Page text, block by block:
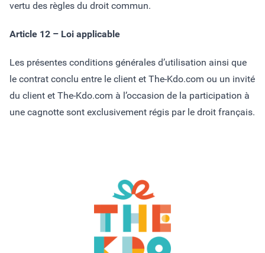
vertu des règles du droit commun.
Article 12 – Loi applicable
Les présentes conditions générales d’utilisation ainsi que
le contrat conclu entre le client et The-Kdo.com ou un invité
du client et The-Kdo.com à l’occasion de la participation à
une cagnotte sont exclusivement régis par le droit français.